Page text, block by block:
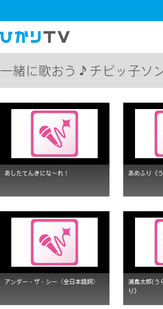
一緒に歌おう♪チビッ子ソ
あしたてんきにな〜れ！ あめふり《
アンダー・ザ・シー〈全日本語詞〉
浦島太郎(う
り》